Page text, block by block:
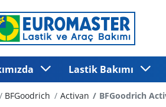
Lastik Bakımı
BFGoodrich Activan BFGoodrich